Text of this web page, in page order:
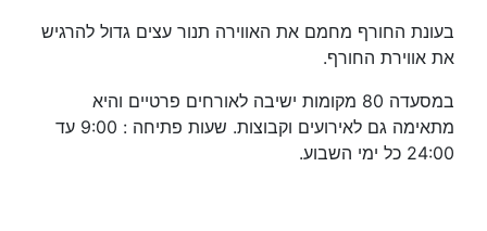
בעונת החורף מחמם את האווירה תנור עצים גדול להרגיש
את אווירת החורף.
במסעדה 80 מקומות ישיבה לאורחים פרטיים והיא
מתאימה גם לאירועים וקבוצות. שעות פתיחה : 9:00 עד
24:00 כל ימי השבוע.